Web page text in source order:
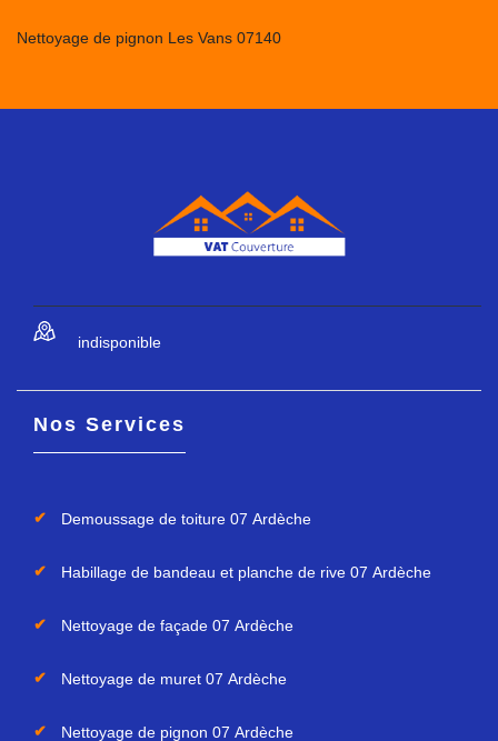
Nettoyage de pignon Les Vans 07140
indisponible
Nos Services
Demoussage de toiture 07 Ardèche
Habillage de bandeau et planche de rive 07 Ardèche
Nettoyage de façade 07 Ardèche
Nettoyage de muret 07 Ardèche
Nettoyage de pignon 07 Ardèche